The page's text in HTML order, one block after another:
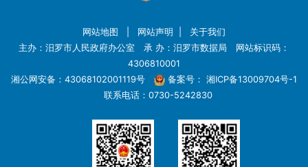
网站地图 网站声明
关于我们
主办：汨罗市人民政府办公室 承 办：汨罗市数据局 网站标识码：
4306810001
湘公网安备：43068102001119号
备案号： 湘ICP备13009704号-1
联系电话：0730-5242830